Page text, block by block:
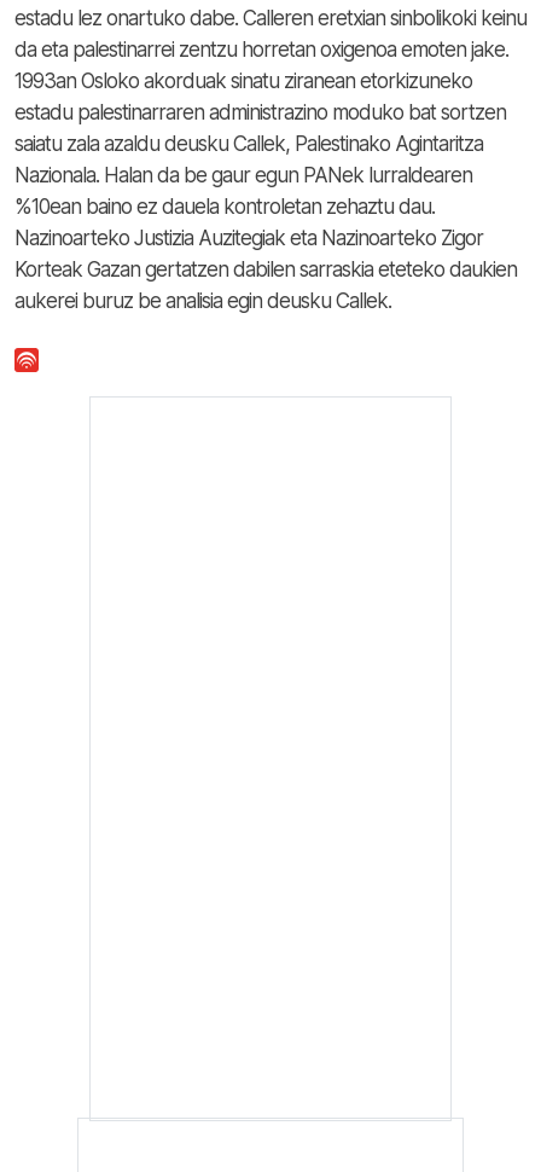
estadu lez onartuko dabe. Calleren eretxian sinbolikoki keinu
da eta palestinarrei zentzu horretan oxigenoa emoten jake.
1993an Osloko akorduak sinatu ziranean etorkizuneko
estadu palestinarraren administrazino moduko bat sortzen
saiatu zala azaldu deusku Callek, Palestinako Agintaritza
Nazionala. Halan da be gaur egun PANek lurraldearen
%10ean baino ez dauela kontroletan zehaztu dau.
Nazinoarteko Justizia Auzitegiak eta Nazinoarteko Zigor
Korteak Gazan gertatzen dabilen sarraskia eteteko daukien
aukerei buruz be analisia egin deusku Callek.